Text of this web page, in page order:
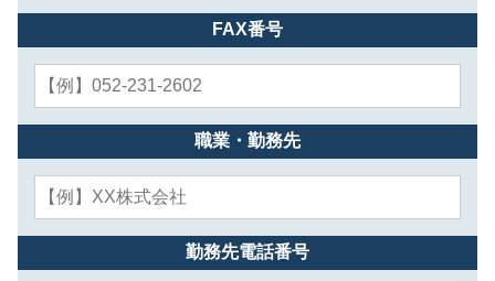
FAX番号
職業・勤務先
勤務先電話番号